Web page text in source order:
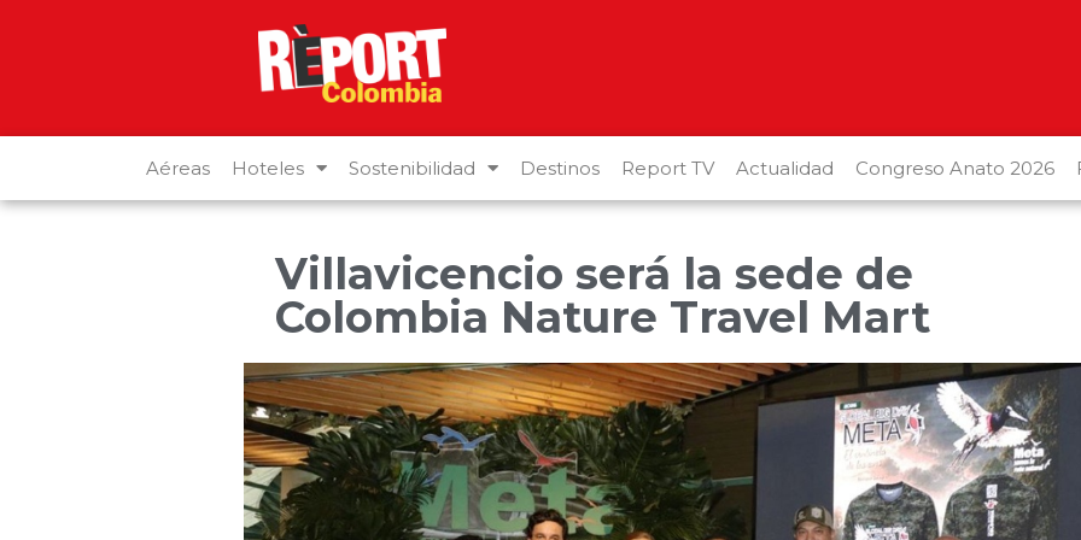
Aéreas Hoteles Sostenibilidad Destinos Report TV Actualidad Congreso Anato 2026
Villavicencio será la sede de
Colombia Nature Travel Mart